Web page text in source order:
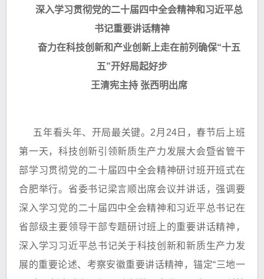
深入学习贯彻党的二十届四中全会精神和习近平总
书记重要讲话精神
奋力在科技创新和产业创新上走在前列确保“十五
五”开好局起好步
王清宪主持 张西明出席
五年看头年、开局最关键。2月24日，春节后上班
第一天，科技创新引领新质生产力发展大会暨省管干
部学习贯彻党的二十届四中全会精神研讨班开班式在
合肥举行。省委书记梁言顺出席会议并讲话，强调要
深入学习党的二十届四中全会精神和习近平总书记在
省部级主要领导干部专题研讨班上的重要讲话精神，
深入学习习近平总书记关于科技创新和新质生产力发
展的重要论述、考察安徽重要讲话精神，锚定“三地一